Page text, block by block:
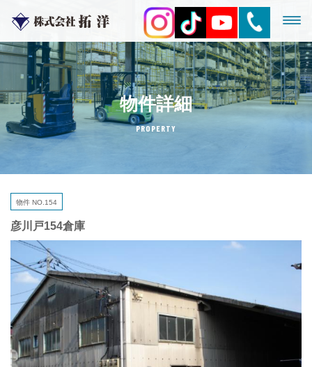
物件詳細
PROPERTY
物件 NO.154
彦川戸154倉庫